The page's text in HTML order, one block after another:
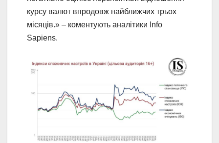
курсу валют впродовж найближчих трьох
місяців.» – коментують аналітики Info
Sapiens.